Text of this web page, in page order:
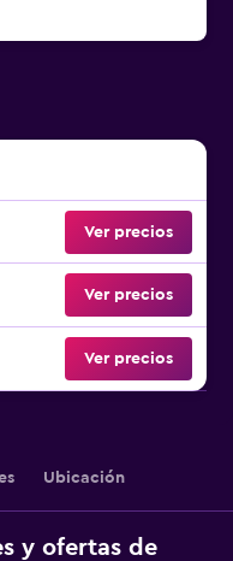
Ver precios
Ver precios
Ver precios
Ubicación
y ofertas de